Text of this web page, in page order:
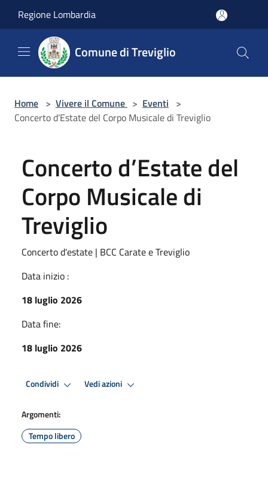
Regione Lombardia
Comune di Treviglio
Home > Vivere il Comune > Eventi >
Concerto d’Estate del Corpo Musicale di Treviglio
Concerto d’Estate del
Corpo Musicale di
Treviglio
Concerto d'estate | BCC Carate e Treviglio
Data inizio :
18 luglio 2026
Data fine:
18 luglio 2026
Condividi Vedi azioni
Argomenti:
Tempo libero